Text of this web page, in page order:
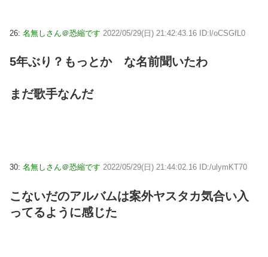
26: 名無しさん＠恐縮です 2022/05/29(日) 21:42:43.16 ID:l/oCSGfL0
5年ぶり？もっとか な名前聞いたわ
まだ歌手なんだ
30: 名無しさん＠恐縮です 2022/05/29(日) 21:44:02.16 ID:/ulymKT70
こないだのアルバムは案外ヤスタカ気合い入
ってるように感じた